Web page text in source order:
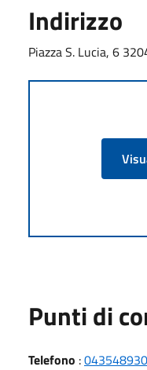
Indirizzo
Piazza S. Lucia, 6
Punti di
Telefono :